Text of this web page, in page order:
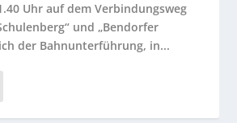
Uhr auf dem Verbindungsweg
und „Bendorfer
der Bahnunterführung, in...